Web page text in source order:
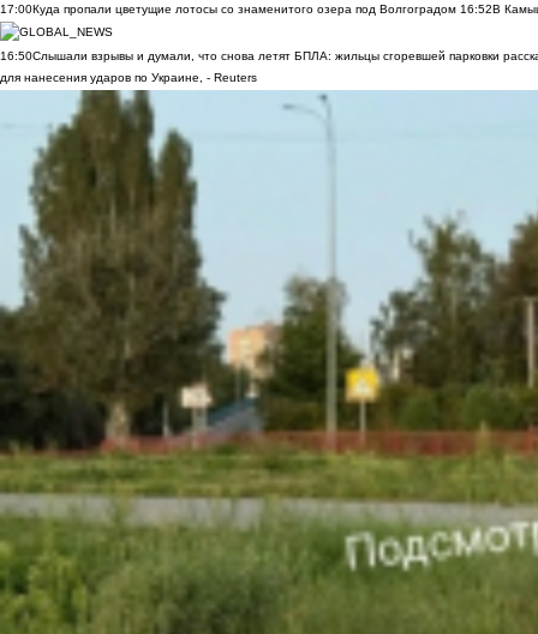
17:00Куда пропали цветущие лотосы со знаменитого озера под Волгоградом 16:52В
16:50Слышали взрывы и думали, что снова летят БПЛА: жильцы сгоревшей парковки
для нанесения ударов по Украине, - Reuters